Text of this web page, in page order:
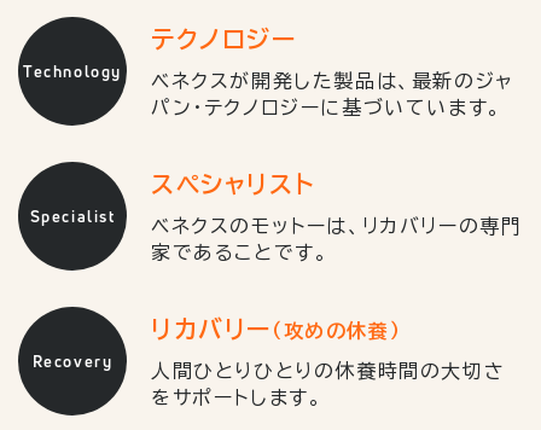
Technology
テクノロジー
ベネクスが開発した製品は、最新のジャ
パン・テクノロジーに基づいています。
Specialist
スペシャリスト
ベネクスのモットーは、リカバリーの専門
家であることです。
Recovery
リカバリー （攻めの休養）
人間ひとりひとりの休養時間の大切さ
をサポートします。